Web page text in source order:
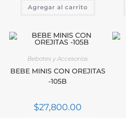
Agregar al carrito
Bebotes y Accesorios
BEBE MINIS CON OREJITAS
-105B
$27,800.00